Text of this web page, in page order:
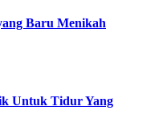
Baru Menikah
Untuk Tidur Yang